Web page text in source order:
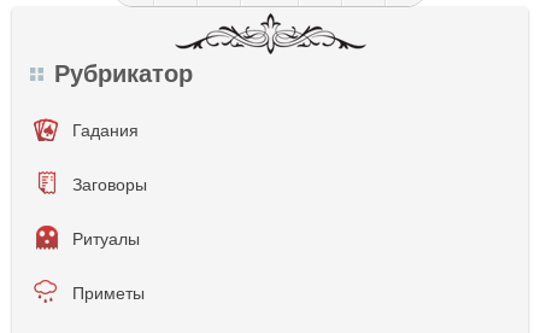
Рубрикатор
Гадания
Заговоры
Ритуалы
Приметы